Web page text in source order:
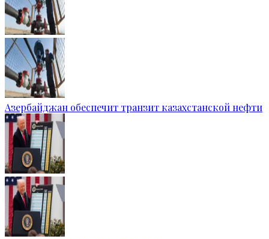
Азербайджан обеспечит транзит казахстанской нефти